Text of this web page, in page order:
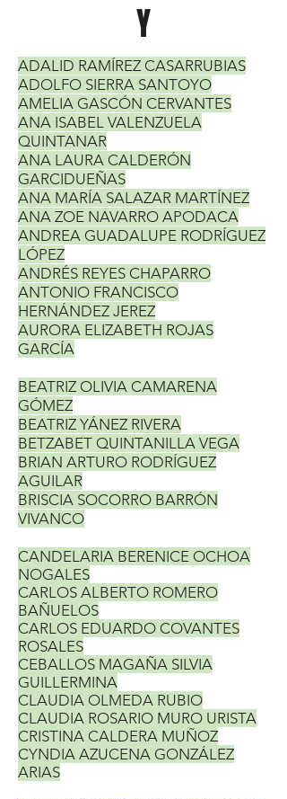
Y
ADALID RAMÍREZ CASARRUBIAS
ADOLFO SIERRA SANTOYO
AMELIA GASCÓN CERVANTES
ANA ISABEL VALENZUELA
QUINTANAR
ANA LAURA CALDERÓN
GARCIDUEÑAS
ANA MARÍA SALAZAR MARTÍNEZ
ANA ZOE NAVARRO APODACA
ANDREA GUADALUPE RODRÍGUEZ
LÓPEZ
ANDRÉS REYES CHAPARRO
ANTONIO FRANCISCO
HERNÁNDEZ JEREZ
AURORA ELIZABETH ROJAS
GARCÍA
BEATRIZ OLIVIA CAMARENA
GÓMEZ
BEATRIZ YÁNEZ RIVERA
BETZABET QUINTANILLA VEGA
BRIAN ARTURO RODRÍGUEZ
AGUILAR
BRISCIA SOCORRO BARRÓN
VIVANCO
CANDELARIA BERENICE OCHOA
NOGALES
CARLOS ALBERTO ROMERO
BAÑUELOS
CARLOS EDUARDO COVANTES
ROSALES
CEBALLOS MAGAÑA SILVIA
GUILLERMINA
CLAUDIA OLMEDA RUBIO
CLAUDIA ROSARIO MURO URISTA
CRISTINA CALDERA MUÑOZ
CYNDIA AZUCENA GONZÁLEZ
ARIAS